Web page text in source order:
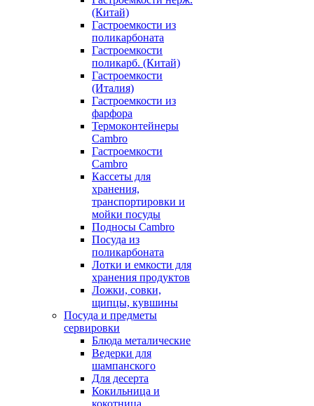
(Китай)
Гастроемкости из
поликарбоната
Гастроемкости
поликарб. (Китай)
Гастроемкости
(Италия)
Гастроемкости из
фарфора
Термоконтейнеры
Cambro
Гастроемкости
Cambro
Кассеты для
хранения,
транспортировки и
мойки посуды
Подносы Cambro
Посуда из
поликарбоната
Лотки и емкости для
хранения продуктов
Ложки, совки,
щипцы, кувшины
Посуда и предметы
сервировки
Блюда металические
Ведерки для
шампанского
Для десерта
Кокильница и
кокотница